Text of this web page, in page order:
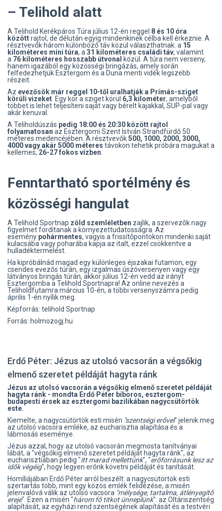
– Telihold alatt
A Telihold Kerékpáros Túra július 12-én reggel 8 és 10 óra
közöttrajtol, de délután egyig mindenkinek célba kell érkeznie. A
résztvevők három különböző táv közül választhatnak: a 15
kilométeres mini túra, a 31 kilométeres családi táv, valamint
a 76 kilométeres hosszabb útvonal
közül. A túra nem verseny,
hanem igazából egy közösségi bringázás, amely során
felfedezhetjük Esztergom és a Duna menti vidék legszebb
részeit.
Az evezősök már reggel 10-től uralhatják a Prímás-sziget
körüli vizeket . Egy kör a sziget körül 6,3 kilométer, amelyből
többet is lehet teljesíteni saját vagy bérelt kajakkal, SUP-pal vagy
akár kenuval.
A Teliholdúszás pedig 18:00 és 20:30 között rajtol
folyamatosan az Esztergomi Szent István Strandfürdő 50
méteres medencéjében. A résztvevők500, 1000, 2000, 3000,
4000 vagy akár 5000 méteres távokon tehetik próbára magukat a
kellemes, 26-27 fokos vízben
Fenntartható sportélmény és
közösségi hangulat
A Telihold Sportnap zöld szemléletben zajlik, a szervezők nagy
figyelmet fordítanak a környezettudatosságra. Az
esemény pohármentes, vagyis a frissítőpontokon mindenki saját
kulacsába vagy poharába kapja az italt, ezzel csökkentve a
hulladéktermelést.
Ha kipróbálnád magad egy különleges éjszakai futamon, egy
csendes evezős túrán, egy izgalmas úszóversenyen vagy egy
látványos bringás túrán, akkor július 12-én vedd az irányt
Esztergomba a Telihold Sportnapra! Az online nevezés a
Teliholdfutamra március 10-én, a többi versenyszámra pedig
április 1-én nyílik meg.
Képforrás: telihold Sportnap
Forrás: holmozogj.hu
Erdő Péter: Jézus az utolsó vacsorán a végsőkig
elmenő szeretet példáját hagyta ránk
Jézus az utolsó vacsorán a végsőkig elmenő szeretet példáját
hagyta ránk - mondta Erdő Péter bíboros, esztergom-
budapesti érsek az esztergomi bazilikában nagycsütörtök
este.
Kiemelte, a nagycsütörtök esti misén "szentségi erővel" jelenik meg
az utolsó vacsora emléke, az eucharisztia alapítása és a
lábmosás eseménye.
Jézus azzal, hogy az utolsó vacsorán megmosta tanítványai
lábát, a "végsőkig elmenő szeretet példáját hagyta ránk", az
eucharisztiában pedig "itt marad mellettünk", "erőforrásunk lesz az
idők végéig", hogy legyen erőnk követni példáját és tanítását.
Homíliájában Erdő Péter arról beszélt: a nagycsütörtök esti
szertartás több, mint egy közös emlék felidézése, a misén
jelenvalóvá válik az utolsó vacsora "mélysége, tartalma, átlényegítő
ereje". Ezen a misén "három fő titkot ünneplünk": az Oltáriszentség
alapítását, az egyházi rend szentségének alapítását és a testvéri